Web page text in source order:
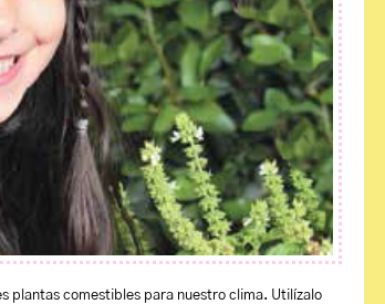
plantas comestibles para nuestro clima. Utilízalo